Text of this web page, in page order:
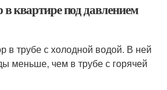
в квартире под давлением
в трубе с холодной водой. В ней
меньше, чем в трубе с горячей